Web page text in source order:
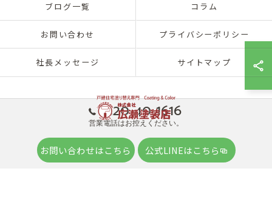
0120-40-1616
営業電話はお控えください。
お問い合わせはこちら 公式LINEはこちら
ブログ一覧 コラム
お問い合わせ プライバシーポリシー
社長メッセージ サイトマップ
© 2026 兵庫県神戸市北区の外壁塗装は株式会社広瀬塗装店 ALL RIGHTS
RESERVED.